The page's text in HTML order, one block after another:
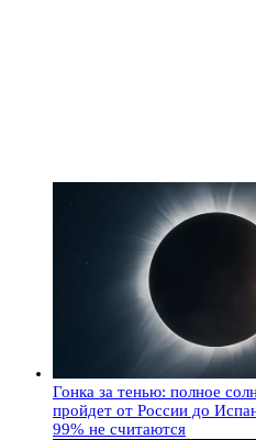
Гонка за тенью: полное
пройдет от России до
99% не считаются